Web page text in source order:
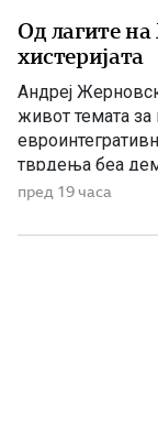
Од лагите
хистеријата
Андреј
живот темата за
тврдења беа
Како што им
конструкција –
пред 19 часа